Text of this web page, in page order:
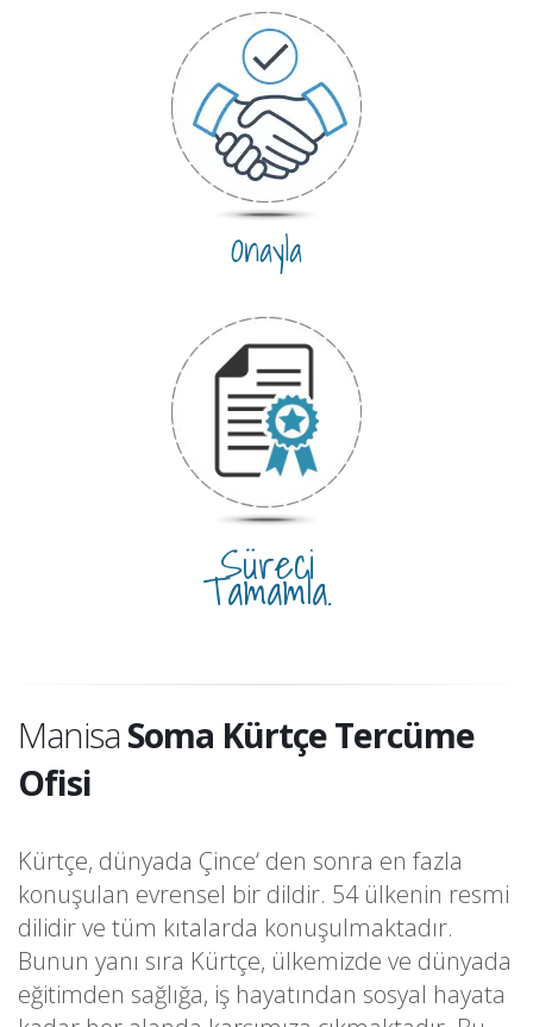
Onayla
Süreci
Tamamla.
ManisaSoma Kürtçe Tercüme
Ofisi
Kürtçe, dünyada Çince‘ den sonra en fazla
konuşulan evrensel bir dildir. 54 ülkenin resmi
dilidir ve tüm kıtalarda konuşulmaktadır.
Bunun yanı sıra Kürtçe, ülkemizde ve dünyada
eğitimden sağlığa, iş hayatından sosyal hayata